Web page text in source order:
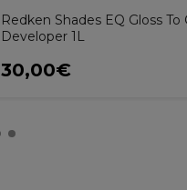
Redken Shades EQ Gloss To
Developer 1L
30,00€